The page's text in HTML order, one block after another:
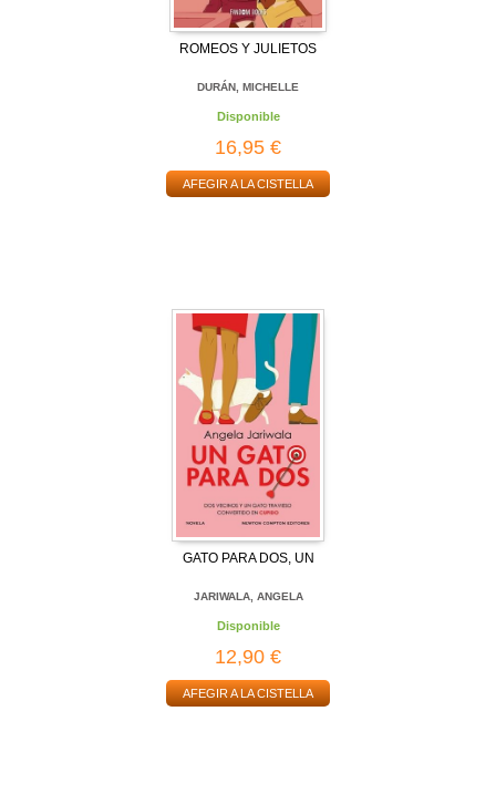
ROMEOS Y JULIETOS
DURÁN, MICHELLE
Disponible
16,95 €
AFEGIR A LA CISTELLA
GATO PARA DOS, UN
JARIWALA, ANGELA
Disponible
12,90 €
AFEGIR A LA CISTELLA